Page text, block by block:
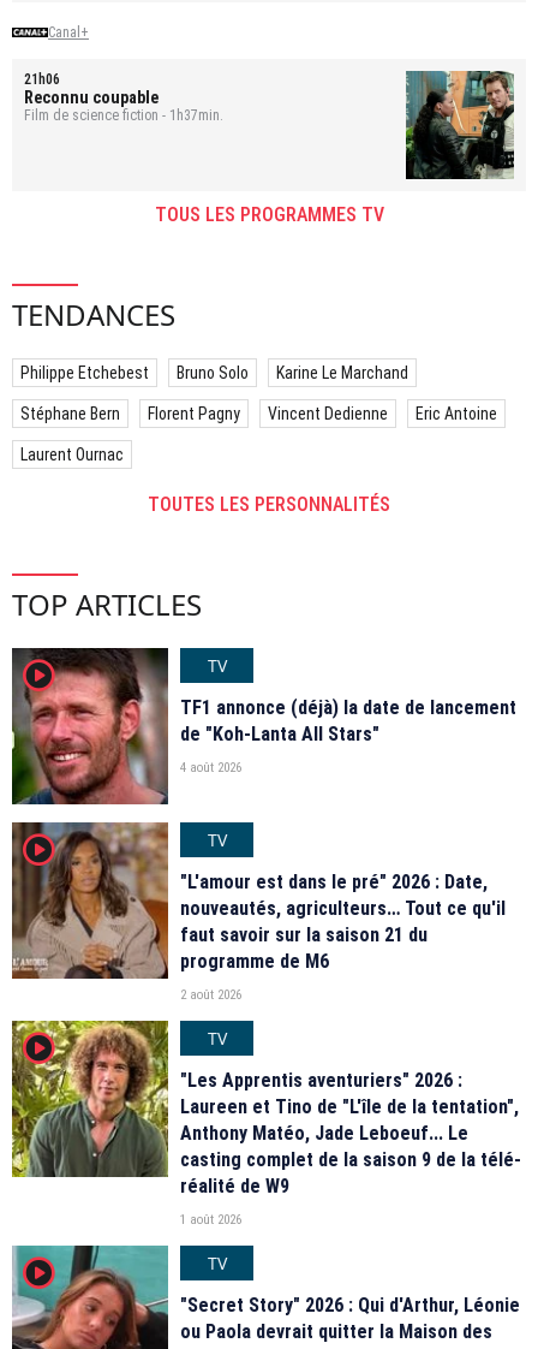
Canal+
21h06
Reconnu coupable
Film de science fiction - 1h37min.
TOUS LES PROGRAMMES TV
TENDANCES
Philippe Etchebest Bruno Solo Karine Le Marchand
Stéphane Bern Florent Pagny Vincent Dedienne Eric Antoine
Laurent Ournac
TOUTES LES PERSONNALITÉS
TOP ARTICLES
player2
TV
TF1 annonce (déjà) la date de lancement
de "Koh-Lanta All Stars"
4 août 2026
player2
TV
"L'amour est dans le pré" 2026 : Date,
nouveautés, agriculteurs… Tout ce qu'il
faut savoir sur la saison 21 du
programme de M6
2 août 2026
player2
TV
"Les Apprentis aventuriers" 2026 :
Laureen et Tino de "L'île de la tentation",
Anthony Matéo, Jade Leboeuf... Le
casting complet de la saison 9 de la télé-
réalité de W9
1 août 2026
player2
TV
"Secret Story" 2026 : Qui d'Arthur, Léonie
ou Paola devrait quitter la Maison des